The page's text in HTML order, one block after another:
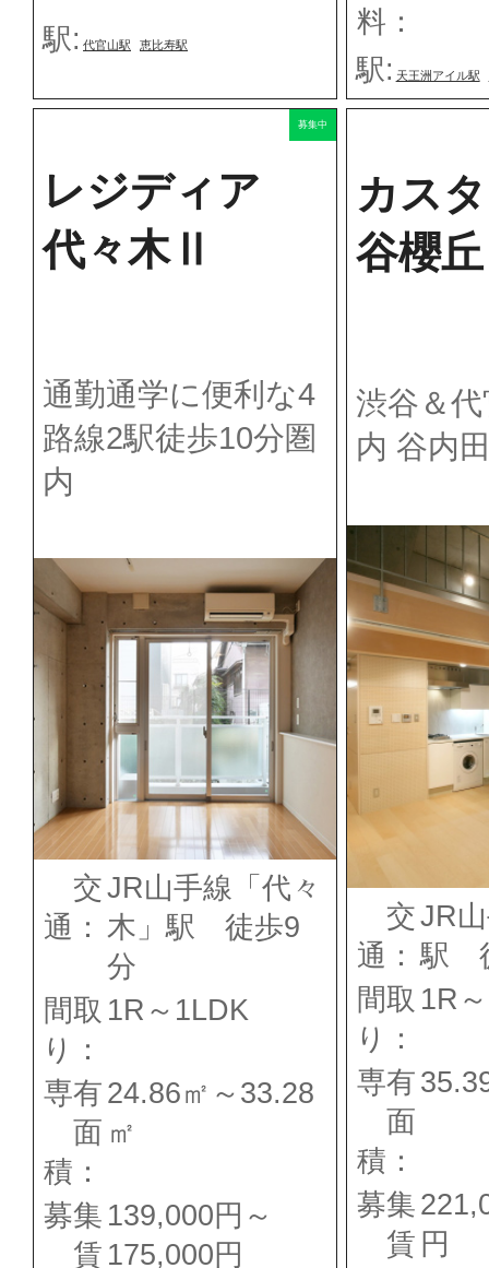
駅: 代官山駅 恵比寿駅
料：
駅: 天王洲アイル駅
レジディア
代々木Ⅱ
通勤通学に便利な4
路線2駅徒歩10分圏
内
交
通：
JR山手線「代々
木」駅 徒歩9
分
間取
り：
1R～1LDK
専有
面
積：
24.86㎡～33.28
㎡
募集
賃
139,000円～
175,000円
募集中
カス
谷櫻丘
渋谷＆
内 谷内
交
通：
JR
駅
間取
り：
1R
専有
面
積：
募集
賃 円